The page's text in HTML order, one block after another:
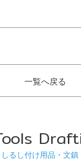
一覧へ戻る
るし付け用品・文鎮